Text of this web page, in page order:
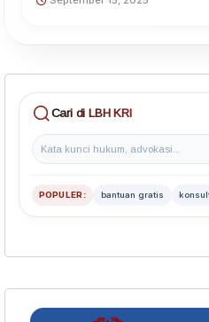
Cari di LBH KRI
POPULER: bantuan gratis